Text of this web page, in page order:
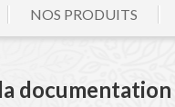
NOS PRODUITS
documentation